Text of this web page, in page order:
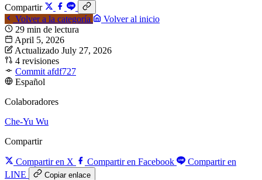
Compartir
Volver a la categoría
Volver al inicio
29 min de lectura
April 5, 2026
Actualizado July 27, 2026
4 revisiones
Commit afdf727
Español
Colaboradores
Che-Yu Wu
Compartir
Compartir en X Compartir en Facebook
Compartir en
LINE
Copiar enlace